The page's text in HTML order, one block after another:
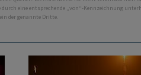
eine entsprechende „von“-Kennzeichnung
der genannte Dritte.